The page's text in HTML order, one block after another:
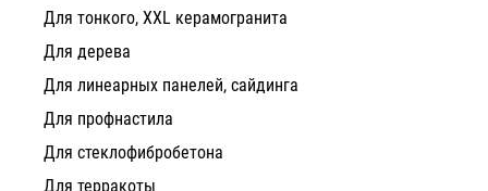
Для тонкого, XXL керамогранита
Для дерева
Для линеарных панелей, сайдинга
Для профнастила
Для стеклофибробетона
Для терракоты